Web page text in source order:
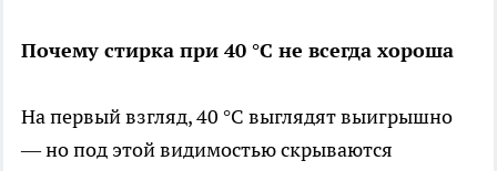
Почему стирка при 40 °C не всегда хороша
На первый взгляд, 40 °C выглядят выигрышно
— но под этой видимостью скрываются